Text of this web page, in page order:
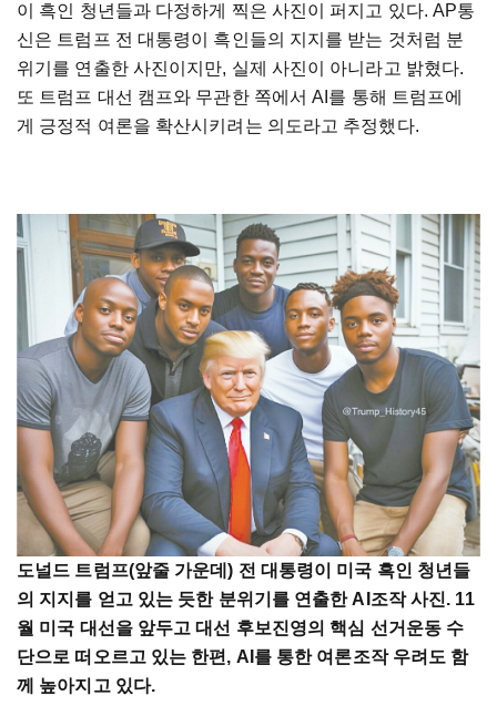
이 흑인 청년들과 다정하게 찍은 사진이 퍼지고 있다. AP통
신은 트럼프 전 대통령이 흑인들의 지지를 받는 것처럼 분
위기를 연출한 사진이지만, 실제 사진이 아니라고 밝혔다.
또 트럼프 대선 캠프와 무관한 쪽에서 AI를 통해 트럼프에
게 긍정적 여론을 확산시키려는 의도라고 추정했다.
도널드 트럼프(앞줄 가운데) 전 대통령이 미국 흑인 청년들
의 지지를 얻고 있는 듯한 분위기를 연출한 AI조작 사진. 11
월 미국 대선을 앞두고 대선 후보진영의 핵심 선거운동 수
단으로 떠오르고 있는 한편, AI를 통한 여론조작 우려도 함
께 높아지고 있다.